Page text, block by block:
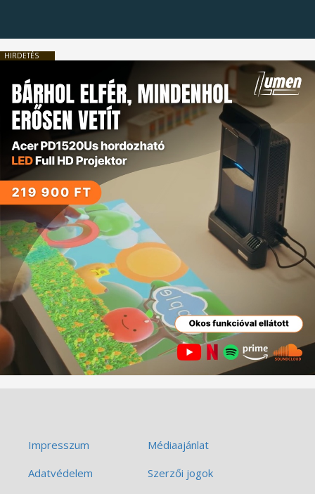
HIRDETÉS
Impresszum
Médiaajánlat
Adatvédelem
Szerzői jogok